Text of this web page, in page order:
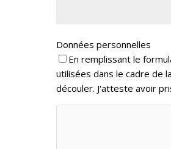
Données personnelles
En remplissant le
utilisées dans le cadre de
découler. J'atteste avoir